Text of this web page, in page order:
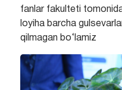
fanlar fakulteti
loyiha barcha
qilmagan bo‘lamiz